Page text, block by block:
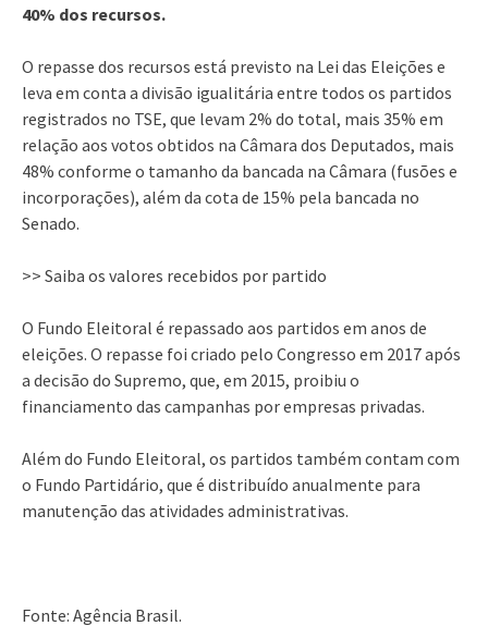
40% dos recursos.
O repasse dos recursos está previsto na Lei das Eleições e
leva em conta a divisão igualitária entre todos os partidos
registrados no TSE, que levam 2% do total, mais 35% em
relação aos votos obtidos na Câmara dos Deputados, mais
48% conforme o tamanho da bancada na Câmara (fusões e
incorporações), além da cota de 15% pela bancada no
Senado.
>> Saiba os valores recebidos por partido
O Fundo Eleitoral é repassado aos partidos em anos de
eleições. O repasse foi criado pelo Congresso em 2017 após
a decisão do Supremo, que, em 2015, proibiu o
financiamento das campanhas por empresas privadas.
Além do Fundo Eleitoral, os partidos também contam com
o Fundo Partidário, que é distribuído anualmente para
manutenção das atividades administrativas.
Fonte: Agência Brasil.